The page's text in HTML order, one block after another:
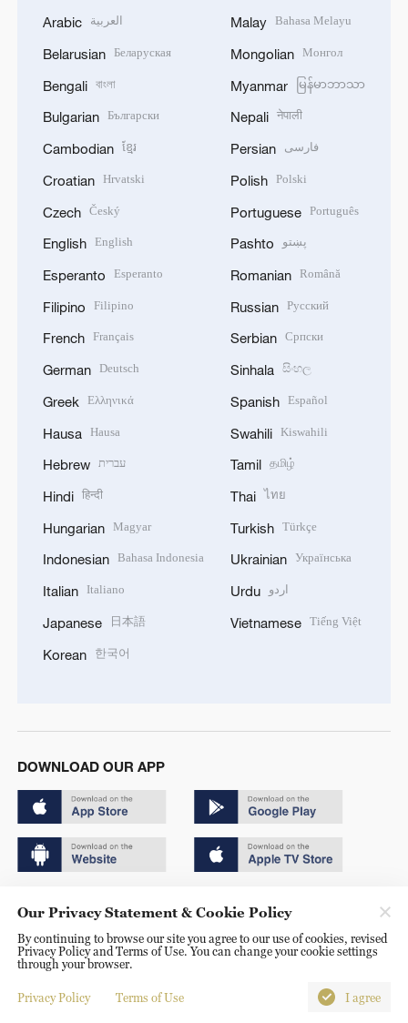
Arabic العربية
Belarusian Беларуская
Bengali বাংলা
Bulgarian Български
Cambodian ខ្មែរ
Croatian Hrvatski
Czech Český
English English
Esperanto Esperanto
Filipino Filipino
French Français
German Deutsch
Greek Ελληνικά
Hausa Hausa
Hebrew עברית
Hindi हिन्दी
Hungarian Magyar
Indonesian Bahasa Indonesia
Italian Italiano
Japanese 日本語
Korean 한국어
Malay Bahasa Melayu
Mongolian Монгол
Myanmar မြန်မာဘာသာ
Nepali नेपाली
Persian فارسی
Polish Polski
Portuguese Português
Pashto پښتو
Romanian Română
Russian Русский
Serbian Српски
Sinhala සිංහල
Spanish Español
Swahili Kiswahili
Tamil தமிழ்
Thai ไทย
Turkish Türkçe
Ukrainian Українська
Urdu اردو
Vietnamese Tiếng Việt
DOWNLOAD OUR APP
京ICP备20000184号
京公网安备 11010502050052号
Disinformation report hotline: 010-85061466
Our Privacy Statement & Cookie Policy
By continuing to browse our site you agree to our use of cookies, revised
Privacy Policy and Terms of Use. You can change your cookie settings
through your browser.
Privacy Policy Terms of Use I agree